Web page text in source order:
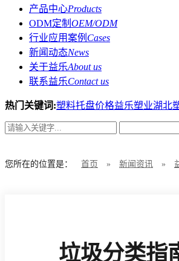
产品中心Products
ODM定制 OEM/ODM
行业应用案例 Cases
新闻动态News
关于益乐About us
联系益乐Contact us
热门关键词:塑料托盘价格益乐塑业湖北
您所在的位置是： 首页 » 新闻资讯 »
垃圾分类指